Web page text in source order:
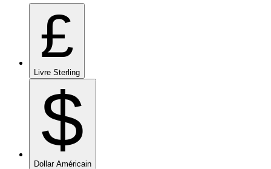
£
Livre Sterling
$
Dollar Américain